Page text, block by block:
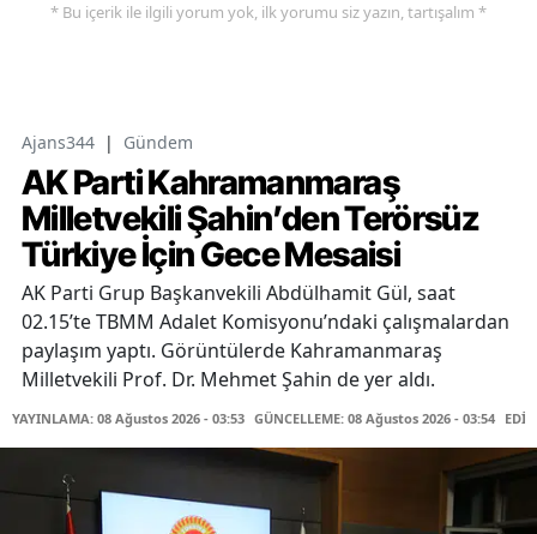
* Bu içerik ile ilgili yorum yok, ilk yorumu siz yazın, tartışalım *
Ajans344 | Gündem
AK Parti Kahramanmaraş
Milletvekili Şahin’den Terörsüz
Türkiye İçin Gece Mesaisi
AK Parti Grup Başkanvekili Abdülhamit Gül, saat
02.15’te TBMM Adalet Komisyonu’ndaki çalışmalardan
paylaşım yaptı. Görüntülerde Kahramanmaraş
Milletvekili Prof. Dr. Mehmet Şahin de yer aldı.
YAYINLAMA: 08 Ağustos 2026 - 03:53 GÜNCELLEME: 08 Ağustos 2026 - 03:54